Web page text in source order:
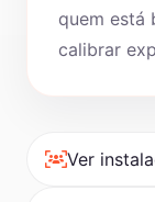
quem está
calibrar
Ver